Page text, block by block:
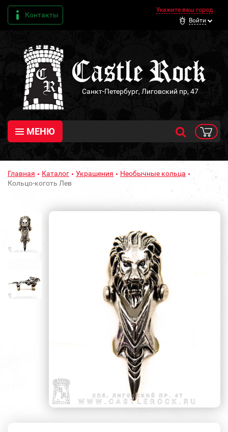
Контакты
Укажите ваш город
Войти
Санкт-Петербург, Лиговский пр, 47
МЕНЮ
Главная Каталог Украшения
Необычные кольца
Кольцо-коготь Лев